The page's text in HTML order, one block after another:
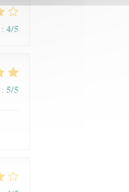
: 4/5
: 5/5